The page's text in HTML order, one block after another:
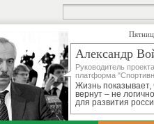
Александр
Руководитель
платформа
Жизнь показывает,
вернут – не
для развития